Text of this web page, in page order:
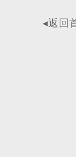
◂返回